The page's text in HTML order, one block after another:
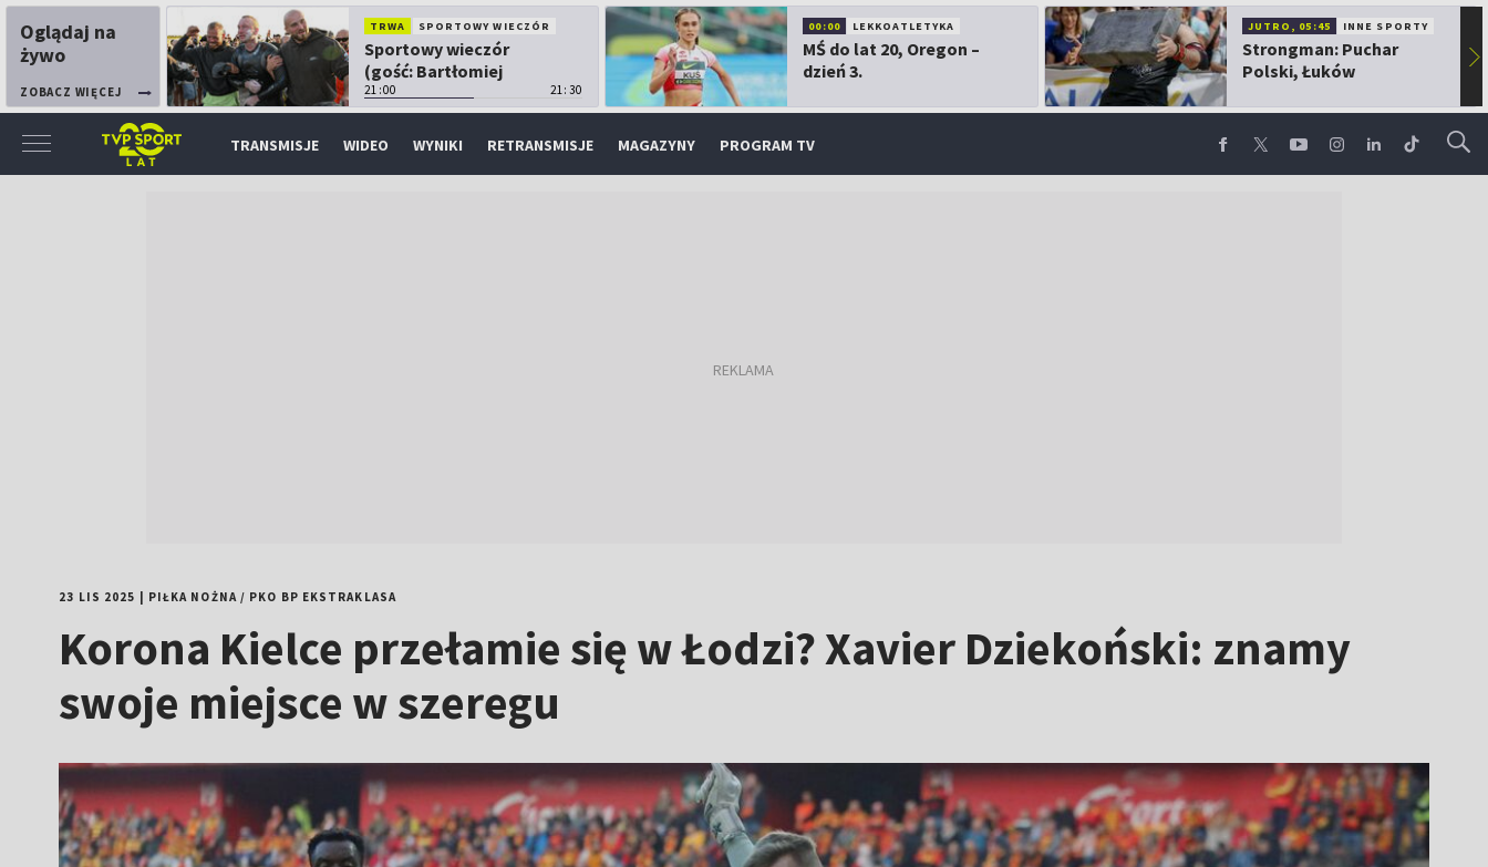
Oglądaj na
żywo
ZOBACZ WIĘCEJ
TRWA SPORTOWY WIECZÓR
Sportowy wieczór
(gość: Bartłomiej
Kubkowski)
21:00 21:30
00:00 LEKKOATLETYKA
MŚ do lat 20, Oregon –
dzień 3.
JUTRO, 05:45 INNE SPORTY
Strongman: Puchar
Polski, Łuków
▶
TRANSMISJE WIDEO WYNIKI RETRANSMISJE MAGAZYNY PROGRAM TV
23 LIS 2025 PIŁKA NOŻNA/ PKO BP EKSTRAKLASA
Korona Kielce przełamie się w Łodzi? Xavier Dziekoński: znamy
swoje miejsce w szeregu